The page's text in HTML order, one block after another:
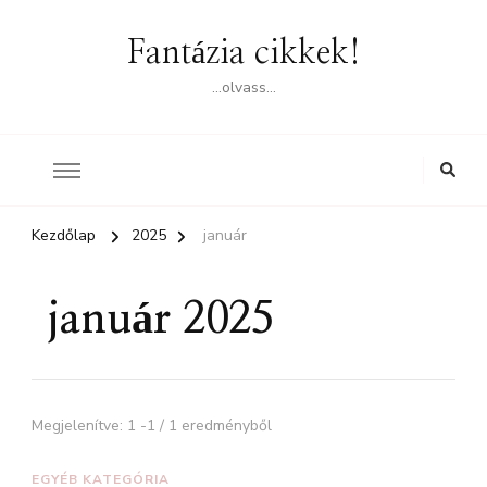
Fantázia cikkek!
…olvass…
Kezdőlap 2025 január
január 2025
Megjelenítve: 1 -1 / 1 eredményből
EGYÉB KATEGÓRIA